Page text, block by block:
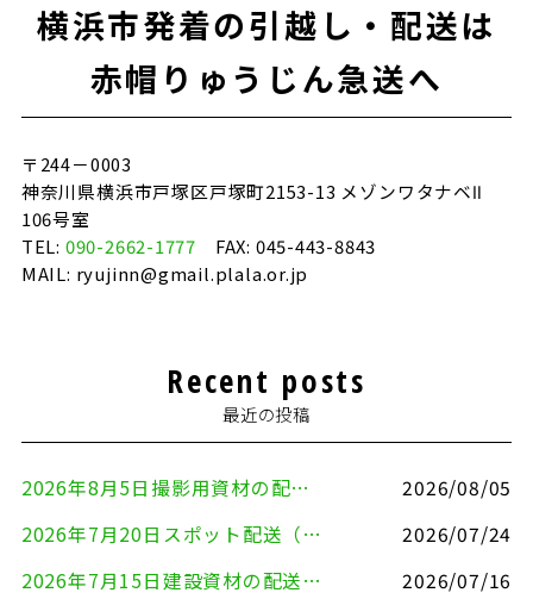
横浜市発着の引越し・配送は
赤帽りゅうじん急送へ
〒244－0003
神奈川県横浜市戸塚区戸塚町2153-13 メゾンワタナベⅡ
106号室
TEL: 090-2662-1777 FAX: 045-443-8843
MAIL: ryujinn@gmail.plala.or.jp
Recent posts
最近の投稿
2026年8月5日撮影用資材の配送（鎌倉市⇒港区）
2026/08/05
2026年7月20日スポット配送（横浜市金沢区⇒愛知県豊川市）
2026/07/24
2026年7月15日建設資材の配送（横浜市金沢区⇒横須賀市）
2026/07/16